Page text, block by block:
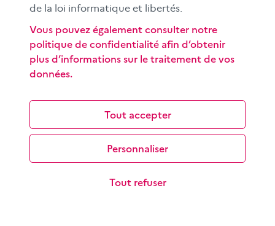
génératives bousculent l’information
Les intelligences artificielles génératives (IAG)
bousculent les modes de production et de diffusion de
l’information. Sans réglementation…
de la loi informatique et libertés.
Tout accepter
Tout refuser
Personnaliser
Vous pouvez également consulter notre
politique de confidentialité afin d’obtenir
plus d’informations sur le traitement de vos
données.